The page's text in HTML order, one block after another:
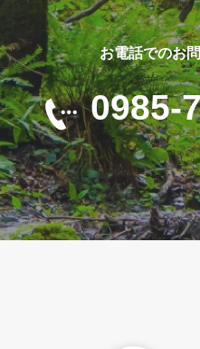
お電話でのお
0985-